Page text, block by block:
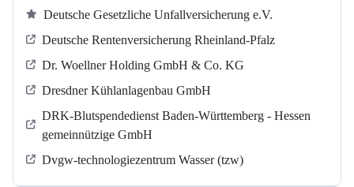
Deutsche Gesetzliche Unfallversicherung e.V.
Deutsche Rentenversicherung Rheinland-Pfalz
Dr. Woellner Holding GmbH & Co. KG
Dresdner Kühlanlagenbau GmbH
DRK-Blutspendedienst Baden-Württemberg - Hessen
gemeinnützige GmbH
Dvgw-technologiezentrum Wasser (tzw)